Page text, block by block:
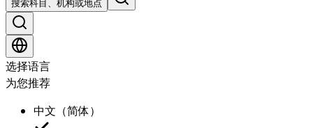
搜索科目、机构或地点
选择语言
为您推荐
中文（简体）